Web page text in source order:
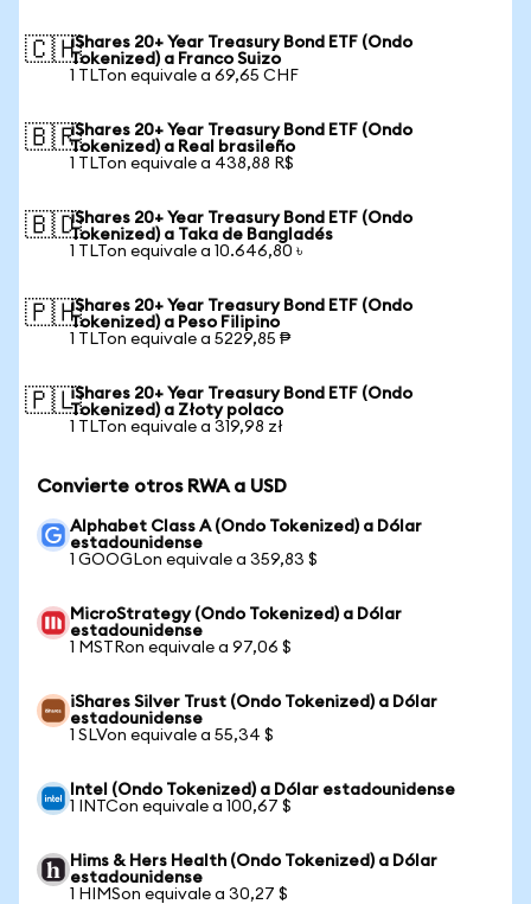
🇨🇭iShares 20+ Year Treasury Bond ETF (Ondo
Tokenized) a Franco Suizo
1 TLTon equivale a 69,65 CHF
🇧🇷iShares 20+ Year Treasury Bond ETF (Ondo
Tokenized) a Real brasileño
1 TLTon equivale a 438,88 R$
🇧🇩iShares 20+ Year Treasury Bond ETF (Ondo
Tokenized) a Taka de Bangladés
1 TLTon equivale a 10.646,80 ৳
🇵🇭iShares 20+ Year Treasury Bond ETF (Ondo
Tokenized) a Peso Filipino
1 TLTon equivale a 5229,85 ₱
🇵🇱iShares 20+ Year Treasury Bond ETF (Ondo
Tokenized) a Złoty polaco
1 TLTon equivale a 319,98 zł
Convierte otros RWA a USD
Alphabet Class A (Ondo Tokenized) a Dólar
estadounidense
1 GOOGLon equivale a 359,83 $
MicroStrategy (Ondo Tokenized) a Dólar
estadounidense
1 MSTRon equivale a 97,06 $
iShares Silver Trust (Ondo Tokenized) a Dólar
estadounidense
1 SLVon equivale a 55,34 $
Intel (Ondo Tokenized) a Dólar estadounidense
1 INTCon equivale a 100,67 $
Hims & Hers Health (Ondo Tokenized) a Dólar
estadounidense
1 HIMSon equivale a 30,27 $